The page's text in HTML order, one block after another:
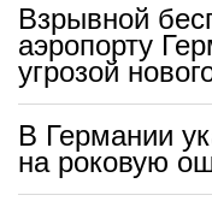
Взрывной
аэропорту
угрозой
В Германии
на роковую